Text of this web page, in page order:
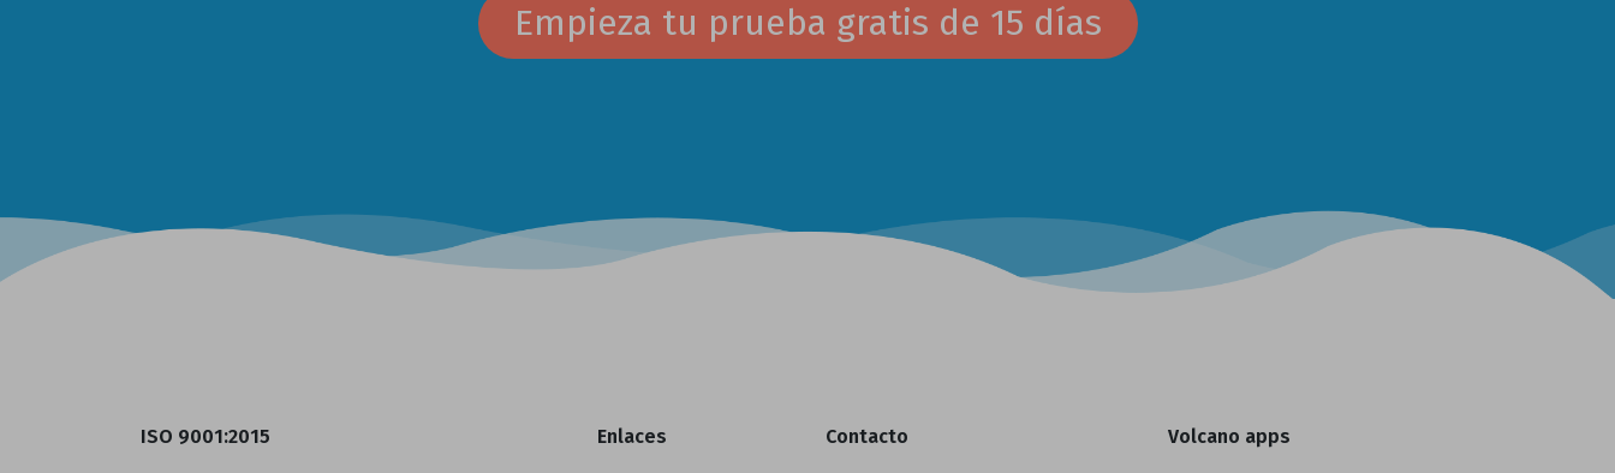
Empieza tu prueba gratis de 15 días
ISO 9001:2015 Enlaces Contacto Volcano apps